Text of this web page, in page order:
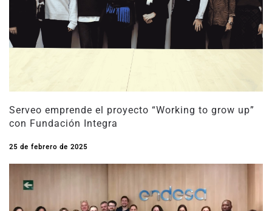
Serveo emprende el proyecto “Working to grow up”
con Fundación Integra
25 de febrero de 2025